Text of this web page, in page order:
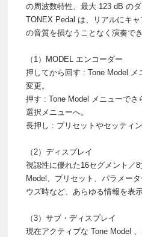
の周波数特性、最大 123 dB の
TONEX Pedal は、リアルにキ
の音質を損なうことなく演奏でき
（1）MODEL エンコーダー
押してから回す : Tone Model メ
変更。
押す : Tone Model メニューで
選択メニューへ。
長押し : プリセットやセッティ
（2）ディスプレイ
視認性に優れた16セグメント／
Model、プリセット、パラメー
ウズ時など、あらゆる情報を表示
（3）サブ・ディスプレイ
現在アクティブな Tone Model